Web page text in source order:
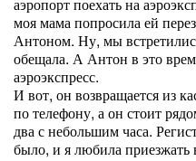
моя мама попросила ей
Антоном. Ну, мы
обещала. А Антон в это
аэроэкспресс.
И вот, он возвращается из
по телефону, а он стоит
два с небольшим часа.
было, и я любила приезжать